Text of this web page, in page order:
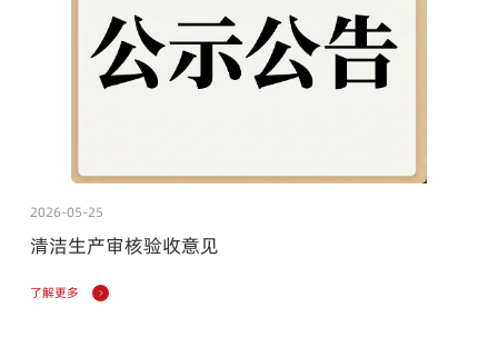
2026-05-25
清洁生产审核验收意见
了解更多